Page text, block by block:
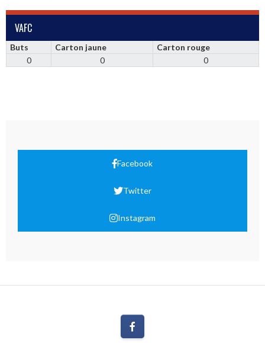
VAFC
Buts Carton jaune
Carton rouge
0
0 0
Facebook
Twitter
Instagram